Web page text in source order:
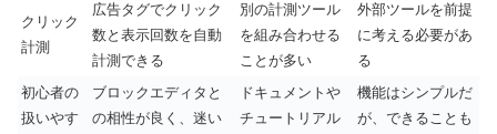
クリック
計測
広告タグでクリック
数と表示回数を自動
計測できる
別の計測ツール
を組み合わせる
ことが多い
外部ツールを前提
に考える必要があ
る
初心者の
扱いやす
ブロックエディタと
の相性が良く、迷い
ドキュメントや
チュートリアル
機能はシンプルだ
が、できることも